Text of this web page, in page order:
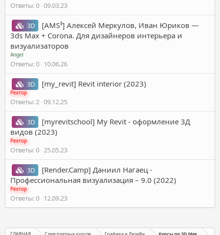
Ответы 0 09.03.23
3D
[AMS³] Алексей Меркулов, Иван Юриков ―
3ds Max + Corona. Для дизайнеров интерьера и
визуализаторов
Angel
Ответы 0 10.06.26
3D [my_revit] Revit interior (2023)
Ректор
Ответы 2 09.12.25
3D
[myrevitschool] My Revit - оформление 3Д
видов (2023)
Ректор
Ответы 0 25.05.23
3D
[Render.Camp] Даниил Нагаец -
Профессиональная визуализация – 9.0 (2022)
Ректор
Ответы 0 12.09.23
ГЛАВНАЯ Слив платных курсов Графика и Дизайн Курсы по 3D Max